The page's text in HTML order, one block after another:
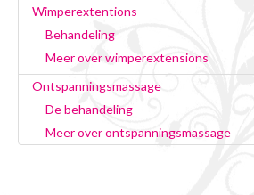
Wimperextentions
Behandeling
Meer over wimperextensions
Ontspanningsmassage
De behandeling
Meer over ontspanningsmassage